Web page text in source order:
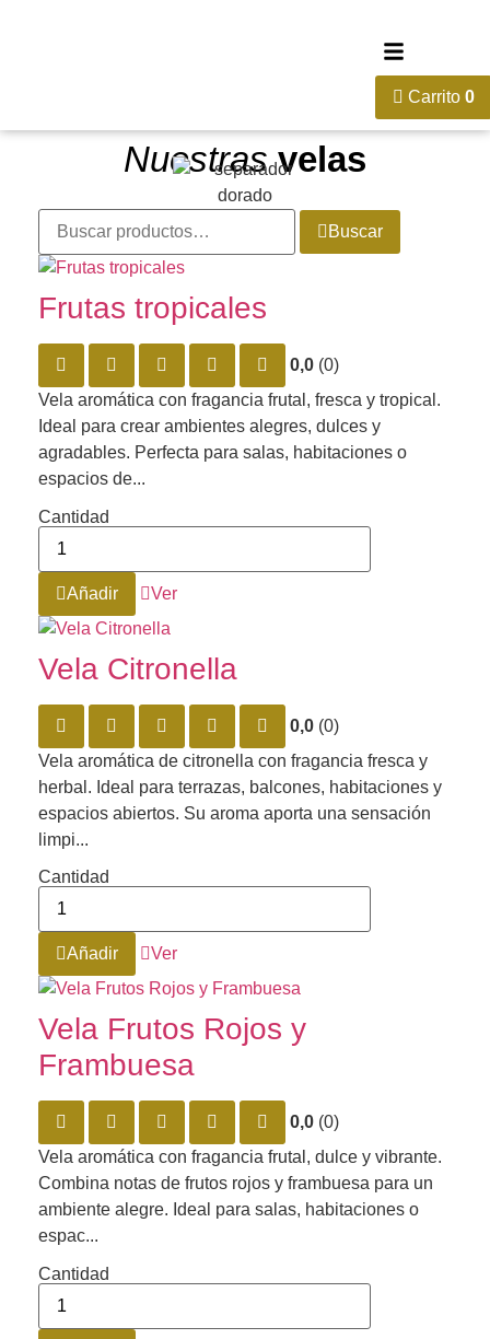
Carrito 0
Nuestrasvelas
Buscar
Frutas tropicales
0,0 (0)
Vela aromática con fragancia frutal, fresca y tropical.
Ideal para crear ambientes alegres, dulces y
agradables. Perfecta para salas, habitaciones o
espacios de...
Cantidad
Añadir Ver
Vela Citronella
0,0 (0)
Vela aromática de citronella con fragancia fresca y
herbal. Ideal para terrazas, balcones, habitaciones y
espacios abiertos. Su aroma aporta una sensación
limpi...
Cantidad
Añadir Ver
Vela Frutos Rojos y
Frambuesa
0,0 (0)
Vela aromática con fragancia frutal, dulce y vibrante.
Combina notas de frutos rojos y frambuesa para un
ambiente alegre. Ideal para salas, habitaciones o
espac...
Cantidad